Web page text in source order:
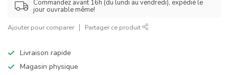
Commandez avant 16h (du lundi au vendredi), expédié le
jour ouvrable même!
Ajouter pour comparer Partager ce produit
Livraison rapide
Magasin physique